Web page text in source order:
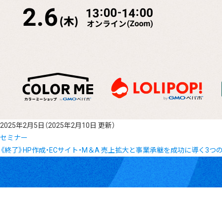
2025年2月5日 （2025年2月10日 更新）
セミナー
《終了》HP作成・ECサイト・M＆A 売上拡大と事業承継を成功に導く3つ